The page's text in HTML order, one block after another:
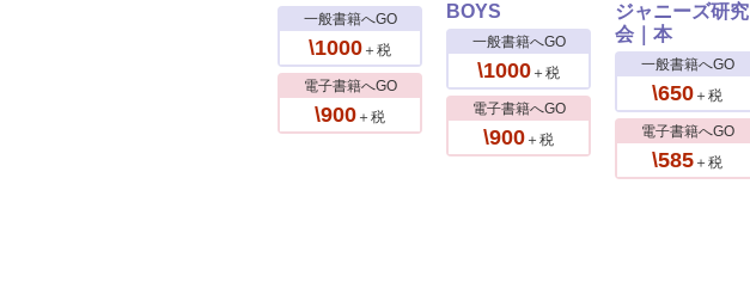
一般書籍へGO
\1000 ＋税
電子書籍へGO
\900 ＋税
BOYS
一般書籍へGO
\1000 ＋税
電子書籍へGO
\900 ＋税
ジャニーズ研究
会｜本
一般書籍へGO
\650 ＋税
電子書籍へGO
\585 ＋税